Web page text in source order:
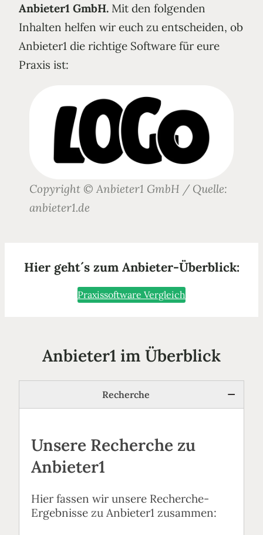
Anbieter1 GmbH. Mit den folgenden
Inhalten helfen wir euch zu entscheiden, ob
Anbieter1 die richtige Software für eure
Praxis ist:
Copyright © Anbieter1 GmbH / Quelle:
anbieter1.de
Hier geht´s zum Anbieter-Überblick:
Praxissoftware Vergleich
Anbieter1 im Überblick
Recherche
Unsere Recherche zu
Anbieter1
Hier fassen wir unsere Recherche-
Ergebnisse zu Anbieter1 zusammen: